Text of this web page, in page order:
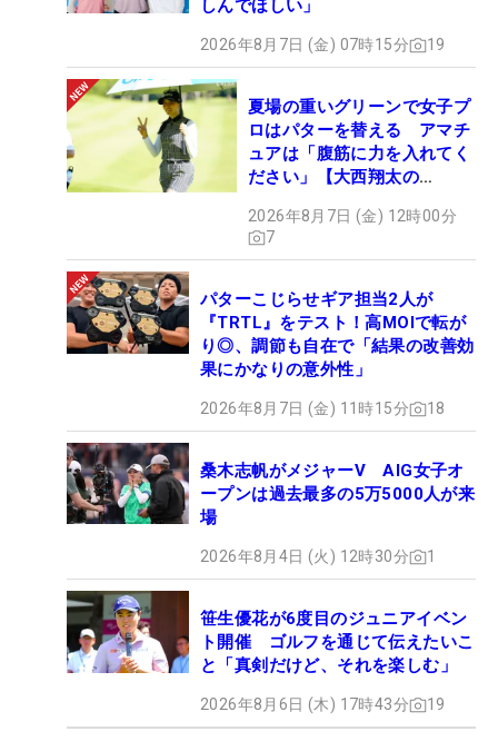
しんでほしい」
2026年8月7日 (金) 07時15分 19
夏場の重いグリーンで女子プ
ロはパターを替える アマチ
ュアは「腹筋に力を入れてく
ださい」【大西翔太の
2026年8月7日 (金) 12時00分
7
パターこじらせギア担当2人が
『TRTL』をテスト！高MOIで転が
り◎、調節も自在で「結果の改善効
果にかなりの意外性」
2026年8月7日 (金) 11時15分 18
桑木志帆がメジャーV AIG女子オ
ープンは過去最多の5万5000人が来
場
2026年8月4日 (火) 12時30分 1
笹生優花が6度目のジュニアイベン
ト開催 ゴルフを通じて伝えたいこ
と「真剣だけど、それを楽しむ」
2026年8月6日 (木) 17時43分 19